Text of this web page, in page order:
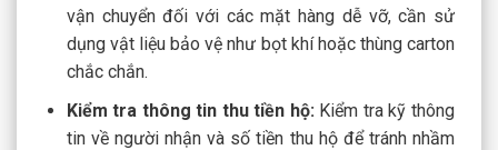
vận chuyển đối với các mặt hàng dễ vỡ, cần sử
dụng vật liệu bảo vệ như bọt khí hoặc thùng carton
chắc chắn.
Kiểm tra thông tin thu tiền hộ: Kiểm tra kỹ thông
tin về người nhận và số tiền thu hộ để tránh nhầm